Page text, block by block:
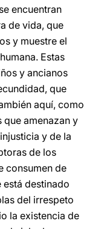
encuentran
de vida, que
y muestre el
Estas
y ancianos
que
aquí, como
que amenazan y
y de la
de los
consumen de
destinado
del irrespeto
la existencia de